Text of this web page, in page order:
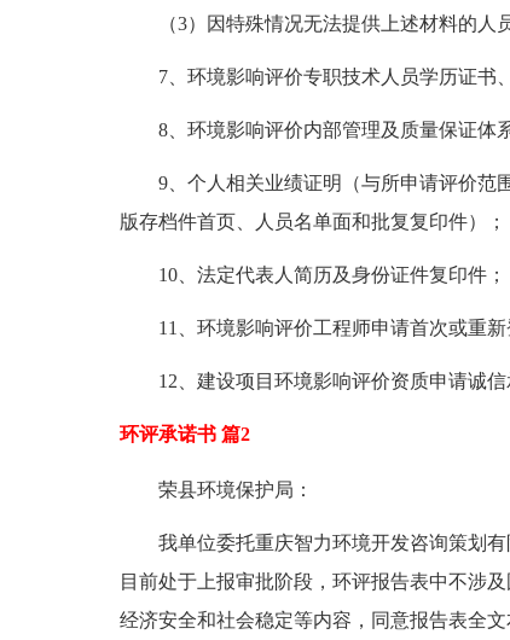
（3）因特殊情况无法提供上述材料的人
7、环境影响评价专职技术人员学历证书
8、环境影响评价内部管理及质量保证体
9、个人相关业绩证明（与所申请评价范
版存档件首页、人员名单面和批复复印件）；
10、法定代表人简历及身份证件复印件；
11、环境影响评价工程师申请首次或重新
12、建设项目环境影响评价资质申请诚信
环评承诺书 篇2
荣县环境保护局：
我单位委托重庆智力环境开发咨询策划
目前处于上报审批阶段，环评报告表中不涉
经济安全和社会稳定等内容，同意报告表全文